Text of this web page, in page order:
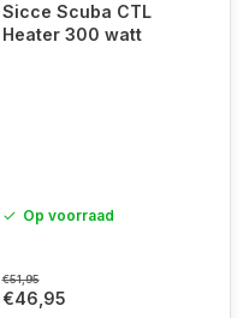
Sicce Scuba CTL
Heater 300 watt
Op voorraad
€51,95
€46,95